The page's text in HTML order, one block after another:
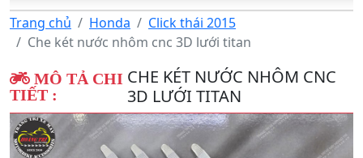
Trang chủ Honda
Click thái 2015
Che két nước nhôm cnc 3D lưới titan
MÔ TẢ CHI
TIẾT :
CHE KÉT NƯỚC NHÔM CNC
3D LƯỚI TITAN